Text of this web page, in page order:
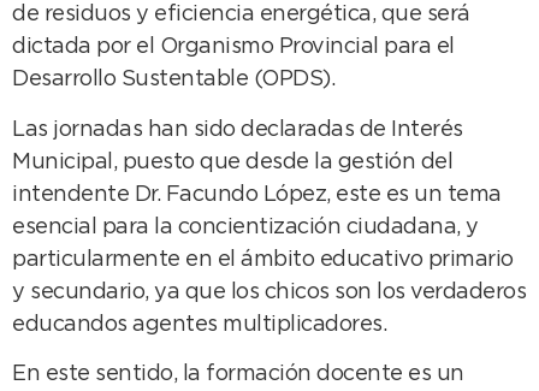
de residuos y eficiencia energética, que será
dictada por el Organismo Provincial para el
Desarrollo Sustentable (OPDS).
Las jornadas han sido declaradas de Interés
Municipal, puesto que desde la gestión del
intendente Dr. Facundo López, este es un tema
esencial para la concientización ciudadana, y
particularmente en el ámbito educativo primario
y secundario, ya que los chicos son los verdaderos
educandos agentes multiplicadores.
En este sentido, la formación docente es un